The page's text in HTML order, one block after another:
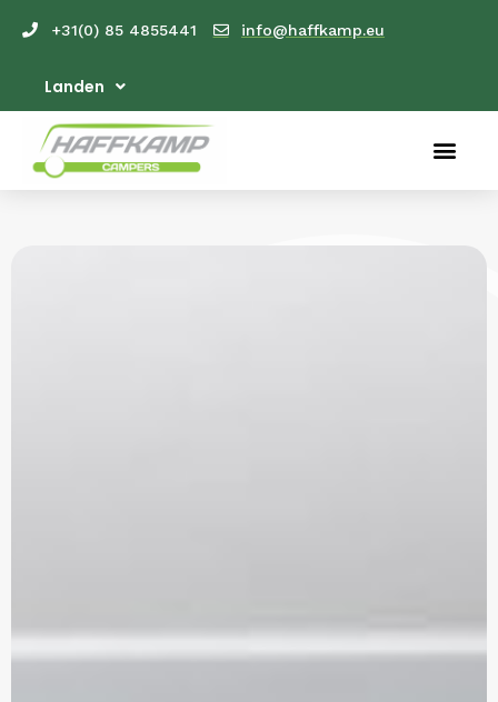
+31(0) 85 4855441 info@haffkamp.eu
Landen